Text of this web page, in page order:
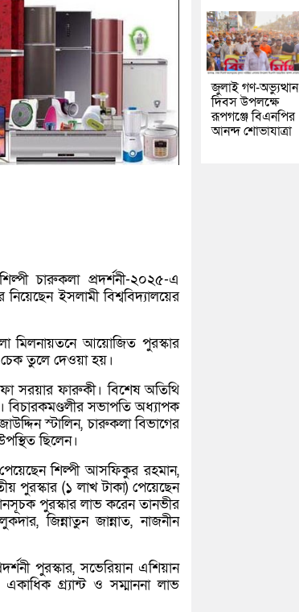
চারুকলা প্রদর্শনী-২০২৫-এ
ইসলামী বিশ্ববিদ্যালয়ের
মিলনায়তনে আয়োজিত পুরস্কার
চেক তুলে দেওয়া হয়।
সরয়ার ফারুকী। বিশেষ অতিথি
বিচারকমণ্ডলীর সভাপতি অধ্যাপক
স্টালিন, চারুকলা বিভাগের
ছিলেন।
পেয়েছেন শিল্পী আসফিকুর রহমান,
পুরস্কার (১ লাখ টাকা) পেয়েছেন
পুরস্কার লাভ করেন তানভীর
জিন্নাতুন জান্নাত, নাজনীন
পুরস্কার, সভেরিয়ান এশিয়ান
গ্র্যান্ট ও সম্মাননা লাভ
জুলাই গণ-অভ্যুত্থান
দিবস উপলক্ষে
রূপগঞ্জে বিএনপির
আনন্দ শোভাযাত্রা